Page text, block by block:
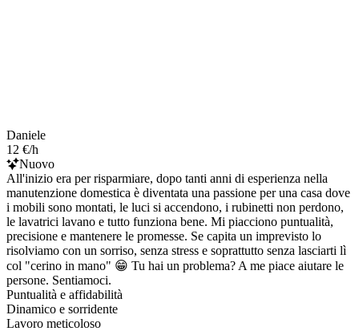
Daniele
12 €/h
Nuovo
All'inizio era per risparmiare, dopo tanti anni di esperienza nella
manutenzione domestica è diventata una passione per una casa dove
i mobili sono montati, le luci si accendono, i rubinetti non perdono,
le lavatrici lavano e tutto funziona bene. Mi piacciono puntualità,
precisione e mantenere le promesse. Se capita un imprevisto lo
risolviamo con un sorriso, senza stress e soprattutto senza lasciarti lì
col "cerino in mano" 😁 Tu hai un problema? A me piace aiutare le
persone. Sentiamoci.
Puntualità e affidabilità
Dinamico e sorridente
Lavoro meticoloso